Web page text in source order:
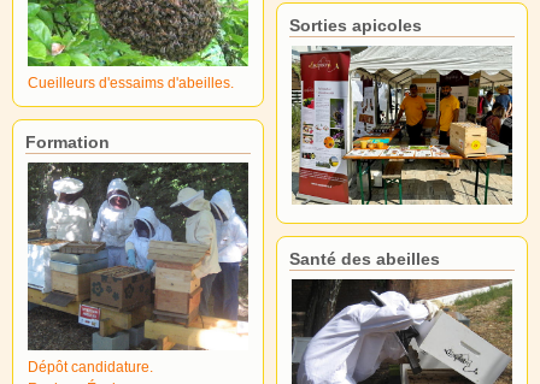
Cueilleurs d'essaims d'abeilles.
Formation
Dépôt candidature.
Sorties apicoles
Santé des abeilles